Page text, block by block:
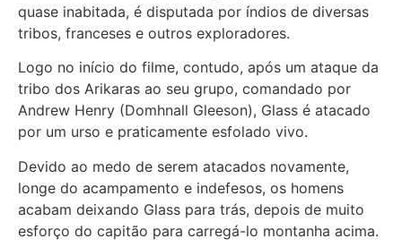
quase inabitada, é disputada por índios de diversas
tribos, franceses e outros exploradores.
Logo no início do filme, contudo, após um ataque da
tribo dos Arikaras ao seu grupo, comandado por
Andrew Henry (Domhnall Gleeson), Glass é atacado
por um urso e praticamente esfolado vivo.
Devido ao medo de serem atacados novamente,
longe do acampamento e indefesos, os homens
acabam deixando Glass para trás, depois de muito
esforço do capitão para carregá-lo montanha acima.